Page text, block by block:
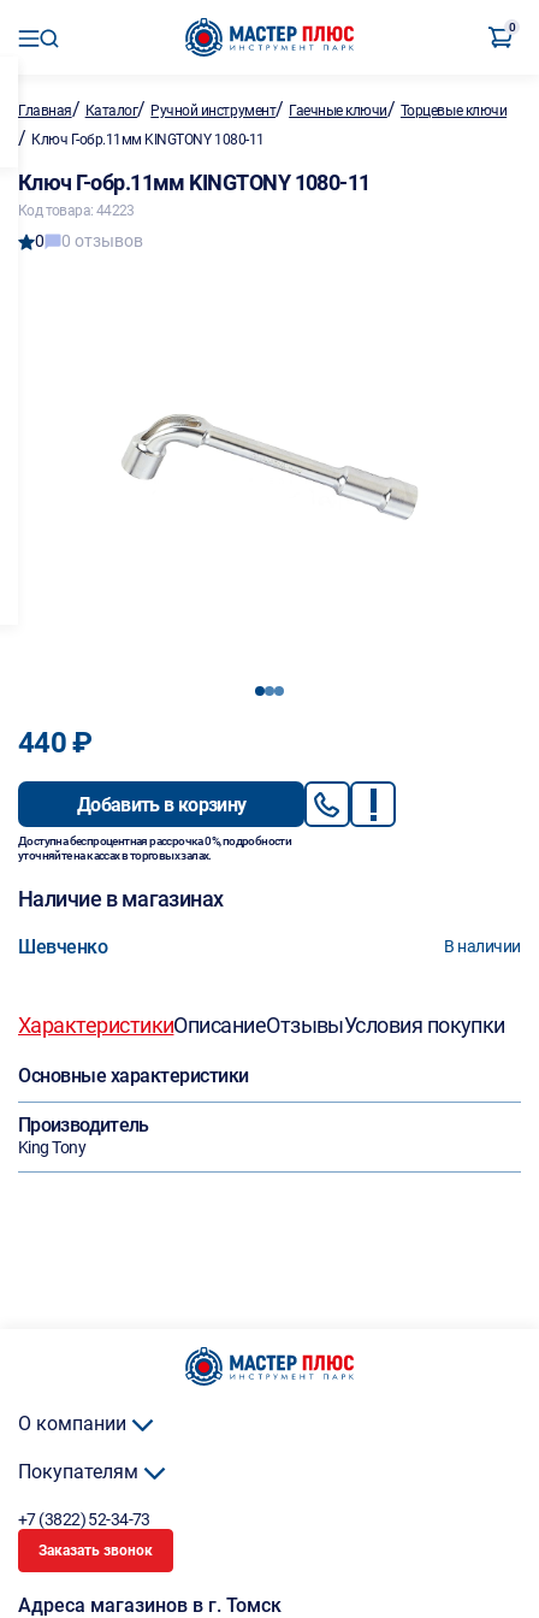
0
Главная/ Каталог/ Ручной инструмент/ Гаечные ключи/ Торцевые ключи
/ Ключ Г-обр.11мм KINGTONY 1080-11
Ключ Г-обр.11мм KINGTONY 1080-11
Код товара: 44223
0 0 отзывов
123
440 ₽
Добавить в корзину
Доступна беспроцентная рассрочка 0%, подробности
уточняйте на кассах в торговых залах.
Наличие в магазинах
Шевченко В наличии
ХарактеристикиОписаниеОтзывыУсловия покупки
Основные характеристики
Производитель
King Tony
О компании
Покупателям
+7 (3822) 52-34-73
Заказать звонок
Адреса магазинов в г. Томск